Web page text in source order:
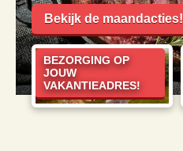
Bekijk de maandacties!
BEZORGING OP
JOUW
VAKANTIEADRES!